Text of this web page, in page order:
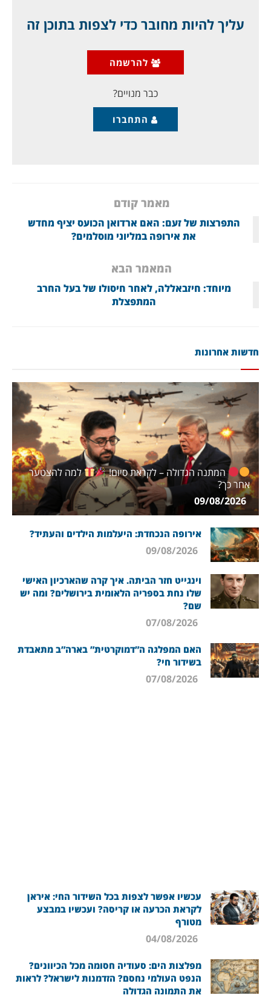
שבראשם "ג'בהת אלנוסרה" ו"אחראר א-שאם". בשל
מחלוקות פנימיות היא התפרקה לפני כמה חודשים, ועכשיו,
שבעה ארגונים. לתדהמת האמריקנים, חלק מארגוני
"המורדים" של מה שהיה פעם "צבא סוריה החופשי"
הצטרפו גם הם. הוקם חדר מבצעים מיוחד, תוך
עליך להיות מחובר כדי לצפות בתוכן זה
להרשמה
כבר מנויים?
התחברו
מאמר קודם
התפרצות של זעם: האם ארדואן הכועס יציף מחדש
את אירופה במליוני מוסלמים?
המאמר הבא
מיוחד: חיזבאללה, לאחר חיסולו של בעל החרב
המתפצלת
חדשות אחרונות
המתנה הגדולה – לקראת סיום!
למה להצטער
אחר כך?
אירופה הנכחדת: היעלמות הילדים והעתיד?
וינגייט חזר הביתה. איך קרה שהארכיון האישי
שלו נחת בספריה הלאומית בירושלים? ומה יש
שם?
האם המפלגה ה”דמוקרטית” בארה”ב מתאבדת
בשידור חי?
עכשיו אפשר לצפות בכל השידור החי: איראן
לקראת הכרעה או קריסה? ועכשיו במבצע
מטורף
מפלצות הים: סעודיה חסומה מכל הכיוונים?
הנפט העולמי נחסם? הזדמנות לישראל? לראות
את התמונה הגדולה